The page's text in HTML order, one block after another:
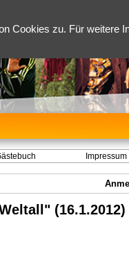
Cookies zu. Für weitere
Impressum
(16.1.2012)